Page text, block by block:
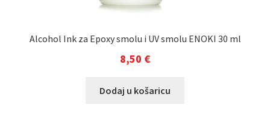
Alcohol Ink za Epoxy smolu i UV smolu ENOKI 30 ml
8,50 €
Dodaj u košaricu